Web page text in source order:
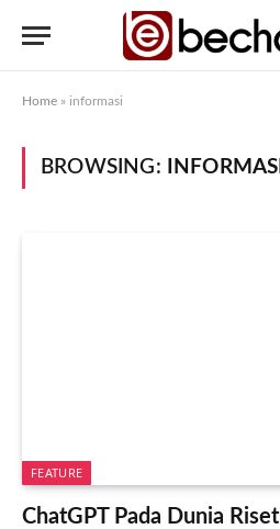
Home » informasi
BROWSING: INFORMASI
FEATURE
ChatGPT Pada Dunia Riset